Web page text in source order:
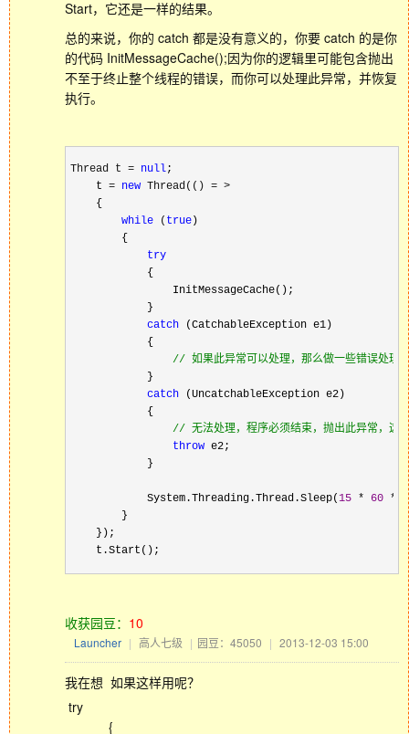
Start，它还是一样的结果。
总的来说，你的 catch 都是没有意义的，你要 catch 的是你
的代码 InitMessageCache();因为你的逻辑里可能包含抛出
不至于终止整个线程的错误，而你可以处理此异常，并恢复
执行。
Thread t = null;
    t
= new Thread(() = >
    {
while ( true)
        {
try
            {
                InitMessageCache();
            }
catch (CatchableException e1)
            {
// 如果此异常可以处理，那么做一些错误处理
            }
catch (UncatchableException e2)
            {
// 无法处理，程序必须结束，抛出此异常，这
throw e2;
            }
            System.Threading.Thread.Sleep(
15 * 60 *
        }
    });
    t.Start();
收获园豆： 10
Launcher | 高人七级 | 园豆：45050 | 2013-12-03 15:00
我在想 如果这样用呢？
try
{